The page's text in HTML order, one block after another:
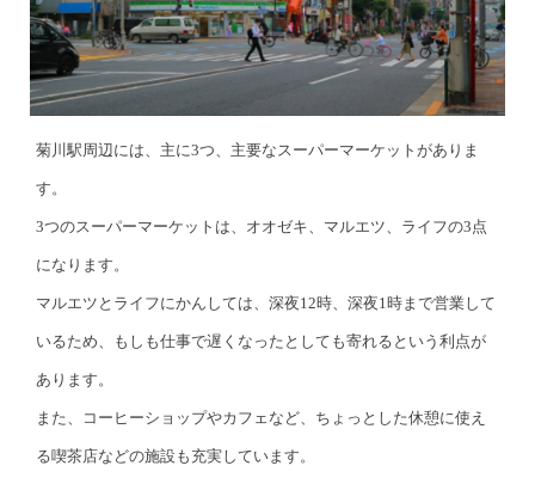
菊川駅周辺には、主に3つ、主要なスーパーマーケットがありま
す。
3つのスーパーマーケットは、オオゼキ、マルエツ、ライフの3点
になります。
マルエツとライフにかんしては、深夜12時、深夜1時まで営業して
いるため、もしも仕事で遅くなったとしても寄れるという利点が
あります。
また、コーヒーショップやカフェなど、ちょっとした休憩に使え
る喫茶店などの施設も充実しています。